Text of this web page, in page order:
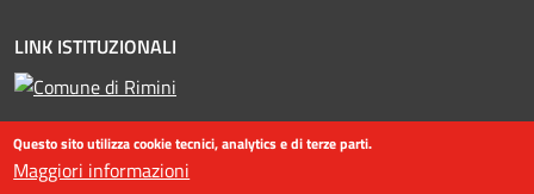
LINK ISTITUZIONALI
Questo sito utilizza cookie tecnici, analytics e di terze parti.
Maggiori informazioni